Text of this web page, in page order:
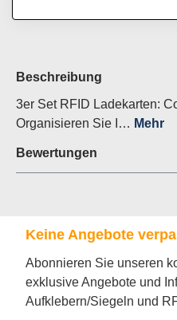
Beschreibung
3er Set RFID Ladekarten:
Organisieren Sie I… Mehr
Bewertungen
Keine Angebote
Abonnieren Sie unseren
exklusive Angebote und
Aufklebern/Siegeln und